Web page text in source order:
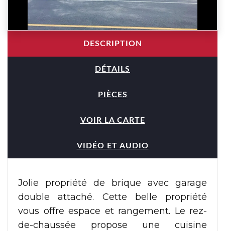
DESCRIPTION
DÉTAILS
PIÈCES
VOIR LA CARTE
VIDÉO ET AUDIO
Jolie propriété de brique avec garage
double attaché. Cette belle propriété
vous offre espace et rangement. Le rez-
de-chaussée propose une cuisine